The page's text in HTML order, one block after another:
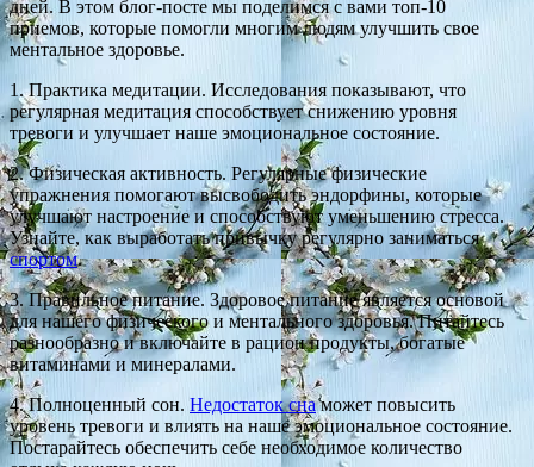
дней. В этом блог-посте мы поделимся с вами топ-10
приемов, которые помогли многим людям улучшить свое
ментальное здоровье.
1. Практика медитации. Исследования показывают, что
регулярная медитация способствует снижению уровня
тревоги и улучшает наше эмоциональное состояние.
2. Физическая активность. Регулярные физические
упражнения помогают высвободить эндорфины, которые
улучшают настроение и способствуют уменьшению стресса.
Узнайте, как выработать привычку регулярно заниматься
спортом.
3. Правильное питание. Здоровое питание является основой
для нашего физического и ментального здоровья. Питайтесь
разнообразно и включайте в рацион продукты, богатые
витаминами и минералами.
4. Полноценный сон. Недостаток снаможет повысить
уровень тревоги и влиять на наше эмоциональное состояние.
Постарайтесь обеспечить себе необходимое количество